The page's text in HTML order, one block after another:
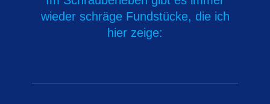
wieder schräge Fundstücke, die ich
hier zeige: